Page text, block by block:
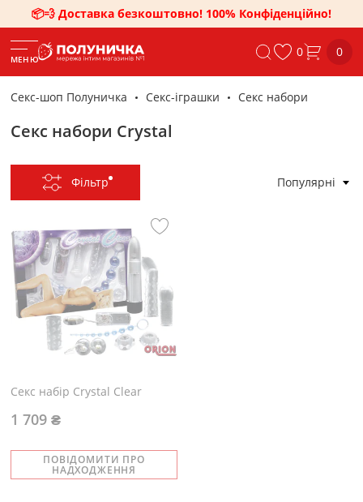
📦💨 Доставка безкоштовно! 100% Конфіденційно!
МЕНЮ 0 0
Секс-шоп Полуничка Секс-iграшки Секс набори
Секс набори Crystal
Фільтр Популярні
Секс набір Crystal Clear
ПОВІДОМИТИ ПРО
НАДХОДЖЕННЯ
1 709 ₴